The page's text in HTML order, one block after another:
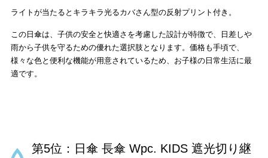
ライトが当たるとキラキラ光るカバさん型の反射プリント付き。
この日傘は、子供の安全と快適さを考慮した設計が特徴で、日差しや
雨から子供を守るための優れた選択肢となります。価格も手頃で、
様々な色と便利な機能が用意されているため、お子様の日常生活に最
適です。
第5位：日傘 長傘 Wpc. KIDS 遮光切り継